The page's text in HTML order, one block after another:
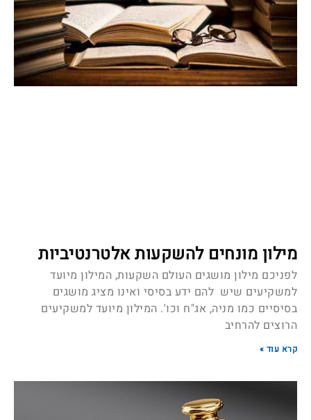
מילון מונחים להשקעות אלטרנטיביות
לפניכם מילון מושגים העולם השקעות, המילון מיועד
למשקיעים שיש להם ידע בסיסי ואינו מציג מושגים
בסיסיים כמו מניה, אג"ח וכו'. המילון מיועד למשקיעים
הרוצים להרחיב
קרא עוד »